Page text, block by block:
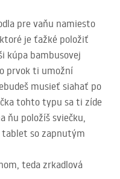
pre vaňu namiesto
je ťažké položiť
kúpa bambusovej
prvok ti umožní
musieť siahať po
tohto typu sa ti zíde
ňu položíš sviečku,
tablet so zapnutým
teda zrkadlová